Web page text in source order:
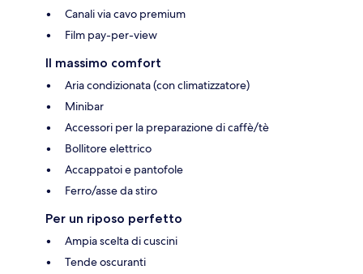
Canali via cavo premium
Film pay-per-view
Il massimo comfort
Aria condizionata (con climatizzatore)
Minibar
Accessori per la preparazione di caffè/tè
Bollitore elettrico
Accappatoi e pantofole
Ferro/asse da stiro
Per un riposo perfetto
Ampia scelta di cuscini
Tende oscuranti